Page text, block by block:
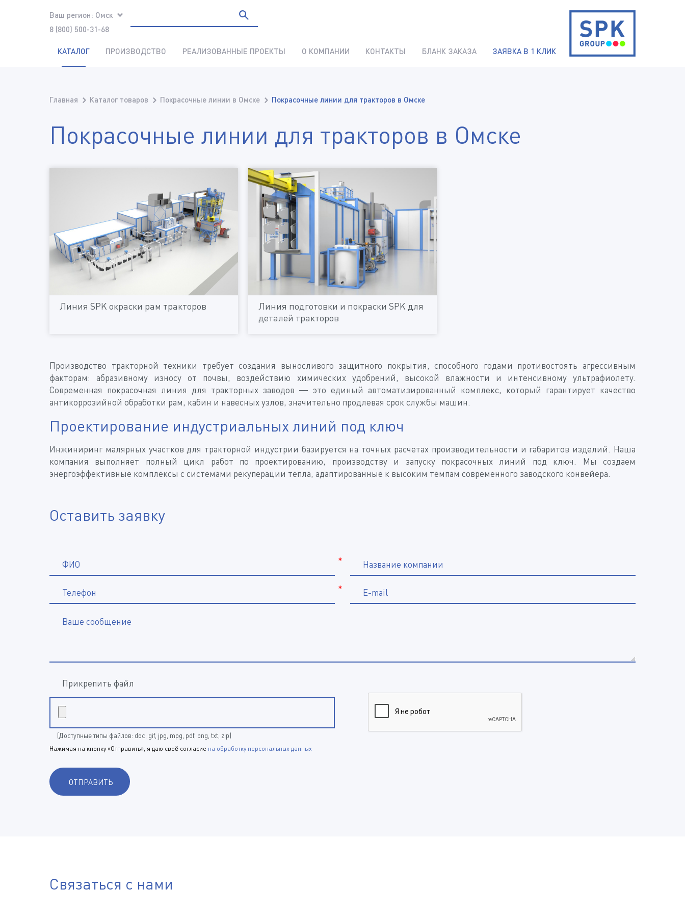
Ваш регион: Омск
8 (800) 500-31-68
КАТАЛОГ ПРОИЗВОДСТВО РЕАЛИЗОВАННЫЕ ПРОЕКТЫ О КОМПАНИИ КОНТАКТЫ БЛАНК ЗАКАЗА ЗАЯВКА В 1 КЛИК
Главная Каталог товаров Покрасочные линии в Омске Покрасочные линии для тракторов в Омске
Покрасочные линии для тракторов в Омске
Линия SPK окраски рам тракторов
Линия подготовки и покраски SPK для
деталей тракторов
Производство тракторной техники требует создания выносливого защитного покрытия, способного годами противостоять агрессивным
факторам: абразивному износу от почвы, воздействию химических удобрений, высокой влажности и интенсивному ультрафиолету.
Современная покрасочная линия для тракторных заводов — это единый автоматизированный комплекс, который гарантирует качество
антикоррозийной обработки рам, кабин и навесных узлов, значительно продлевая срок службы машин.
Проектирование индустриальных линий под ключ
Инжиниринг малярных участков для тракторной индустрии базируется на точных расчетах производительности и габаритов изделий. Наша
компания выполняет полный цикл работ по проектированию, производству и запуску покрасочных линий под ключ. Мы создаем
энергоэффективные комплексы с системами рекуперации тепла, адаптированные к высоким темпам современного заводского конвейера.
Оставить заявку
*
ФИО Название компании
*
Телефон E-mail
Ваше сообщение
Прикрепить файл
(Доступные типы файлов: doc, gif, jpg, mpg, pdf, png, txt, zip)
Нажимая на кнопку «Отправить», я даю своё согласие на обработку персональных данных
Связаться с нами